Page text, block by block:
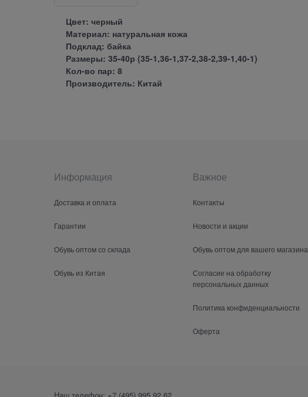
Цвет: черный
Материал: натуральная кожа
Подклад: байка
Размеры: 35-40р (35-1,36-1,37-2,38-2,39-1,40-1)
Кол-во пар: 8
Производитель: Китай
Информация
Доставка и оплата
Гарантии
Обувь оптом со склада
Обувь из Китая
Важное
Контакты
Новости и акции
Обувь оптом для вашего магазина
Согласие на обработку
персональных данных
Политика конфиденциальности
Оферта